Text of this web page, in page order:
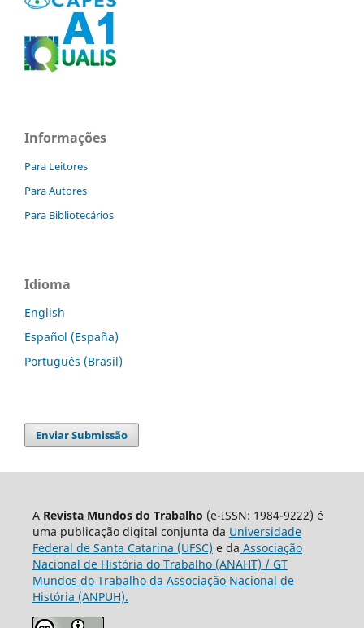
Informações
Para Leitores
Para Autores
Para Bibliotecários
Idioma
English
Español (España)
Português (Brasil)
Enviar Submissão
A Revista Mundos do Trabalho (e-ISSN: 1984-9222) é
uma publicação digital conjunta da Universidade
Federal de Santa Catarina (UFSC) e da Associação
Nacional de História do Trabalho (ANAHT) / GT
Mundos do Trabalho da Associação Nacional de
História (ANPUH).